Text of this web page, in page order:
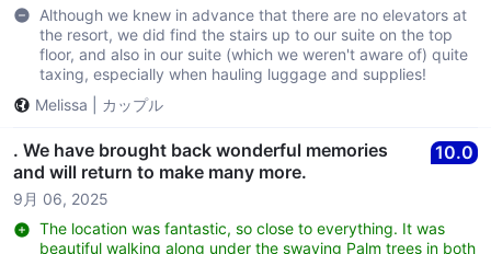
Although we knew in advance that there are no elevators at
the resort, we did find the stairs up to our suite on the top
floor, and also in our suite (which we weren't aware of) quite
taxing, especially when hauling luggage and supplies!
Melissa
カップル
. We have brought back wonderful memories
and will return to make many more.
10.0
9月 06, 2025
The location was fantastic, so close to everything. It was
beautiful walking along under the swaying Palm trees in both